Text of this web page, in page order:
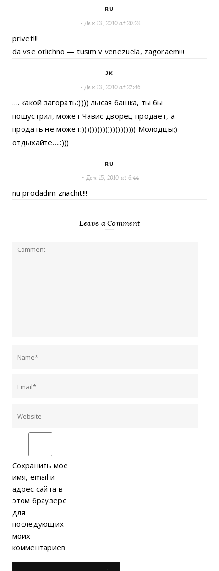
RU
Дек 13, 2010 at 20:24
privet!!!
da vse otlichno — tusim v venezuela, zagoraem!!!
JK
Дек 13, 2010 at 22:46
…. какой загорать:)))) лысая башка, ты бы
пошустрил, может Чавис дворец продает, а
продать не может:))))))))))))))))))))) Молодцы;)
отдыхайте….:)))
RU
Дек 15, 2010 at 6:44
nu prodadim znachit!!!
Leave a Comment
Сохранить моё
имя, email и
адрес сайта в
этом браузере
для
последующих
моих
комментариев.